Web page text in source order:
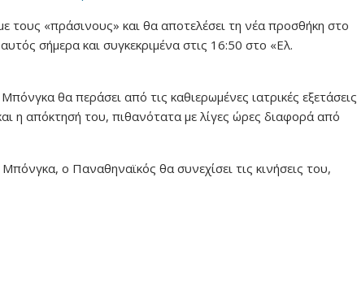
τους «πράσινους» και θα αποτελέσει τη νέα προσθήκη στο
σήμερα και συγκεκριμένα στις 16:50 στο «Ελ.
θα περάσει από τις καθιερωμένες ιατρικές εξετάσεις
η απόκτησή του, πιθανότατα με λίγες ώρες διαφορά από
ο Παναθηναϊκός θα συνεχίσει τις κινήσεις του,